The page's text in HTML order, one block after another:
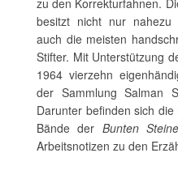
besitzt nicht nur nahezu
auch die meisten
Stifter. Mit Unterstützung
1964 vierzehn
der Sammlung Salman
Darunter befinden sich
Bände der Bunten
Arbeitsnotizen zu den